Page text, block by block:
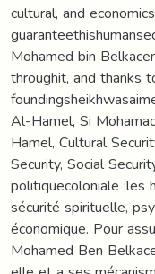
cultural, and
Mohamed bin
throughit, and thanks
Al-Hamel, Si
Hamel, Cultural
Security, Social
politiquecoloniale ;les
sécurité spirituelle,
économique. Pour
Mohamed Ben